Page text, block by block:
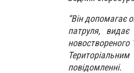
“Він допомагає
патруля,
новоствореного
повідомленні.